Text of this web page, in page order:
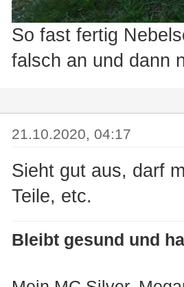
So fast fertig
falsch an und dann
21.10.2020, 04:17
Sieht gut aus, darf
Teile, etc.
Bleibt gesund und